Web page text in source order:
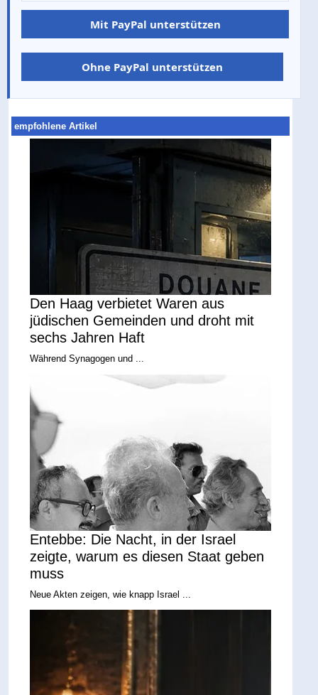
Mit PayPal unterstützen
Ohne PayPal unterstützen
empfohlene Artikel
Den Haag verbietet Waren aus
jüdischen Gemeinden und droht mit
sechs Jahren Haft
Während Synagogen und ...
Entebbe: Die Nacht, in der Israel
zeigte, warum es diesen Staat geben
muss
Neue Akten zeigen, wie knapp Israel ...